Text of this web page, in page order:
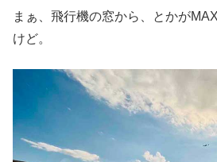
まぁ、飛行機の窓から、とかが
けど。